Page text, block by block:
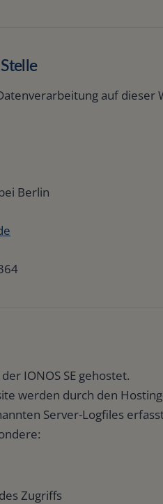
Hunde
auf dieser
Berlin
IONOS SE gehostet.
werden durch den
Server-Logfiles
Zugriffs